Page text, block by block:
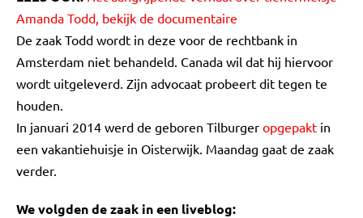
Amanda Todd, bekijk de documentaire
De zaak Todd wordt in deze voor de rechtbank in
Amsterdam niet behandeld. Canada wil dat hij hiervoor
wordt uitgeleverd. Zijn advocaat probeert dit tegen te
houden.
In januari 2014 werd de geboren Tilburger opgepakt in
een vakantiehuisje in Oisterwijk. Maandag gaat de zaak
verder.
We volgden de zaak in een liveblog: